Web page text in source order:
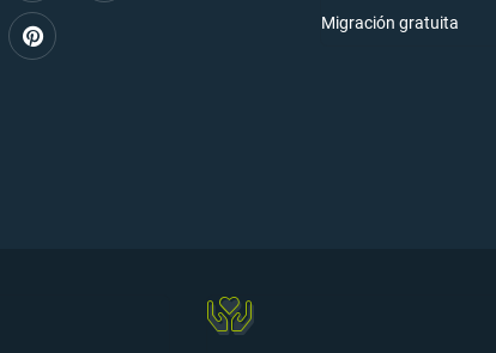
Migración gratuita